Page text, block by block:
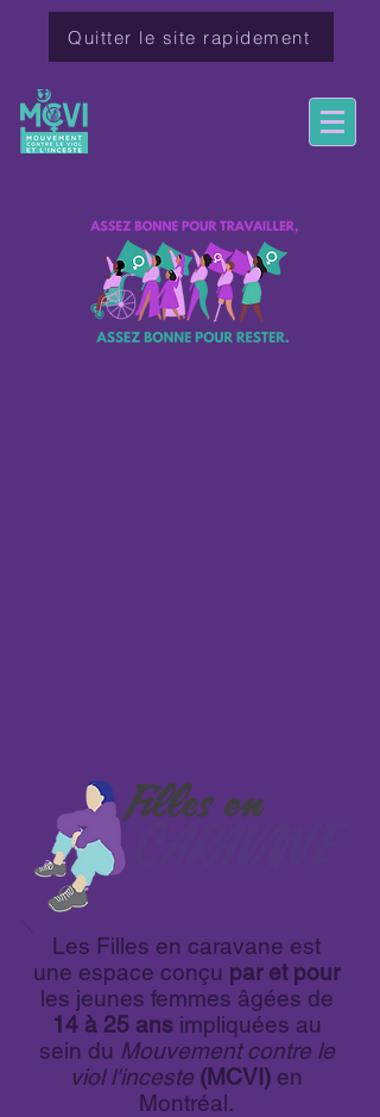
Quitter le site rapidement
Les Filles en caravane est
une espace conçu par et pour
les jeunes femmes âgées de
14 à 25 ansimpliquées au
sein du Mouvement contre le
viol l'inceste (MCVI) en
Montréal.